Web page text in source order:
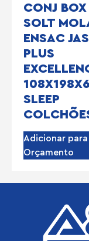
CONJ BOX
SOLT
ENSAC
PLUS
SLEEP
Adicionar para
Orçamento